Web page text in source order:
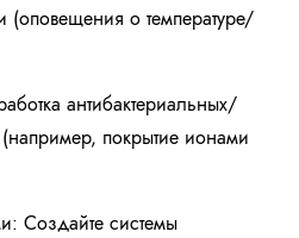
о температуре/
антибактериальных/
покрытие ионами
Создайте системы